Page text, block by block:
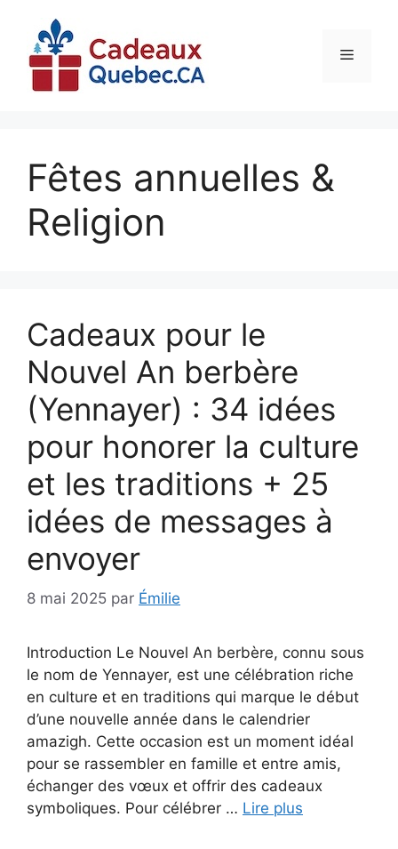
contenu
Menu
Fêtes annuelles &
Religion
Cadeaux pour le
Nouvel An berbère
(Yennayer) : 34 idées
pour honorer la culture
et les traditions + 25
idées de messages à
envoyer
8 mai 2025 par Émilie
Introduction Le Nouvel An berbère, connu sous
le nom de Yennayer, est une célébration riche
en culture et en traditions qui marque le début
d’une nouvelle année dans le calendrier
amazigh. Cette occasion est un moment idéal
pour se rassembler en famille et entre amis,
échanger des vœux et offrir des cadeaux
symboliques. Pour célébrer … Lire plus